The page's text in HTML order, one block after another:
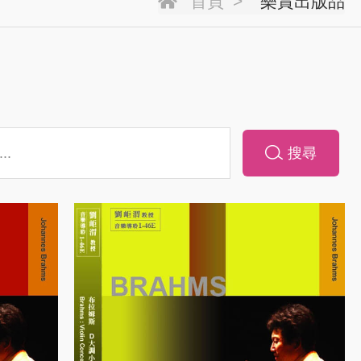
搜尋